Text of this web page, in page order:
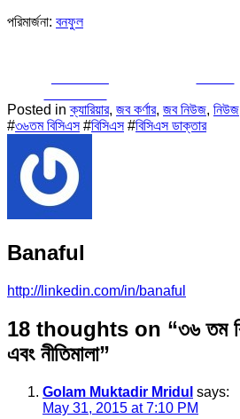
পরিমার্জনা: বনফুল
Posted inক্যারিয়ার, জব কর্ণার, জব নিউজ, নিউজ
#৩৬তম বিসিএস#বিসিএস#বিসিএস ডাক্তার
Banaful
http://linkedin.com/in/banaful
18 thoughts on “৩৬ তম
এবং নীতিমালা”
Golam Muktadir Mridul says:
May 31, 2015 at 7:10 PM